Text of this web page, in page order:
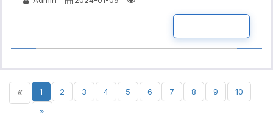
« 1 2 3 4 5 6 7 8 9
10
»